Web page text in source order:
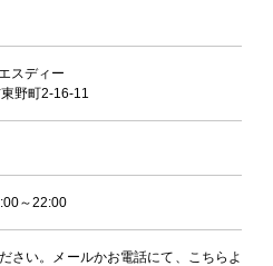
スディー
野町2-16-11
～22:00
さい。メールかお電話にて、こちらよ